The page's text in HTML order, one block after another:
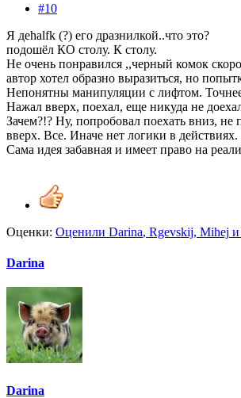
#10
Я деhalfk (?) его дразнилкой..что это?
подошёл КО столу. К столу.
Не очень понравился ,,черный комок
автор хотел образно выразиться, но
Непонятны манипуляции с лифтом.
Нажал вверх, поехал, еще никуда не
Зачем?!? Ну, попробовал поехать вниз, не
вверх. Все. Иначе нет логики в действиях.
Сама идея забавная и имеет право на
Оценки: Оценили Darina, Rgevskij, Mihej и
Darina
Darina